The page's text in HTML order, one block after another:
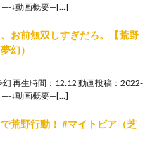
—-↓動画概要—[…]
、お前無双しすぎだろ。【荒野
幻）
再生時間：12:12 動画投稿：2022-
—-↓動画概要—[…]
で荒野行動！ #マイトピア（芝